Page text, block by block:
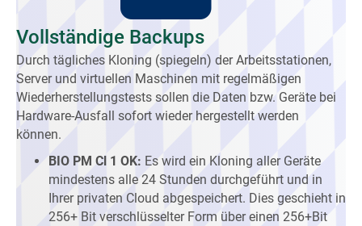
Vollständige Backups
Durch tägliches Kloning (spiegeln) der Arbeitsstationen,
Server und virtuellen Maschinen mit regelmäßigen
Wiederherstellungstests sollen die Daten bzw. Geräte bei
Hardware-Ausfall sofort wieder hergestellt werden
können.
BIO PM Cl 1 OK: Es wird ein Kloning aller Geräte
mindestens alle 24 Stunden durchgeführt und in
Ihrer privaten Cloud abgespeichert. Dies geschieht in
256+ Bit verschlüsselter Form über einen 256+Bit